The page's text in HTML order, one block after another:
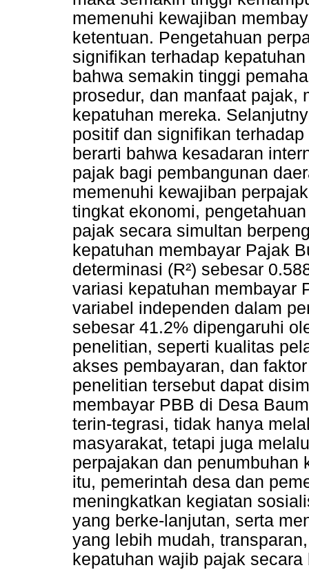
memenuhi kewajiban
ketentuan. Pengetahuan
signifikan terhadap
bahwa semakin tinggi
prosedur, dan manfaat pajak,
kepatuhan mereka.
positif dan signifikan
berarti bahwa kesadaran
pajak bagi pembangunan
memenuhi kewajiban
tingkat ekonomi,
pajak secara simultan
kepatuhan membayar Pajak
determinasi (R²) sebesar
variasi kepatuhan membayar
variabel independen dalam
sebesar 41.2% dipengaruhi
penelitian, seperti kualitas
akses pembayaran, dan
penelitian tersebut dapat
membayar PBB di Desa
terin-tegrasi, tidak hanya
masyarakat, tetapi juga
perpajakan dan penumbuhan
itu, pemerintah desa dan
meningkatkan kegiatan
yang berke-lanjutan, serta
yang lebih mudah,
kepatuhan wajib pajak